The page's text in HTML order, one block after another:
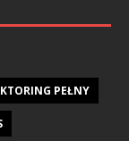
PEŁNY